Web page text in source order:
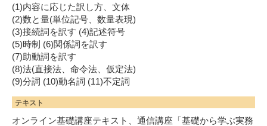
(1)内容に応じた訳し方、文体
(2)数と量(単位記号、数量表現)
(3)接続詞を訳す (4)記述符号
(5)時制 (6)関係詞を訳す
(7)助動詞を訳す
(8)法(直接法、命令法、仮定法)
(9)分詞 (10)動名詞 (11)不定詞
テキスト
オンライン基礎講座テキスト、通信講座「基礎から学ぶ実務